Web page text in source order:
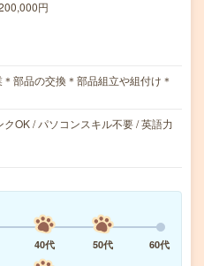
円
部品の交換＊部品組立や組付け＊
OK / パソコンスキル不要 / 英語力
40代 50代
60代